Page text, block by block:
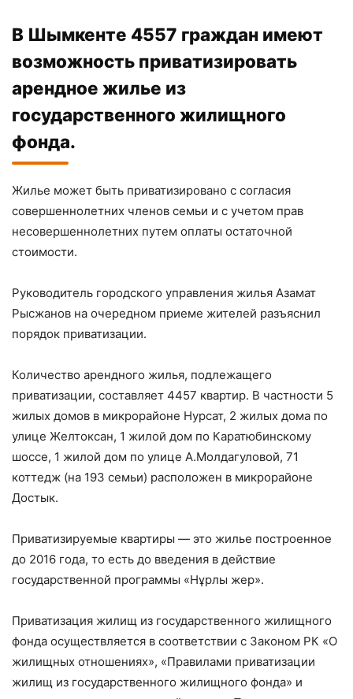
В Шымкенте 4557 граждан имеют
возможность приватизировать
арендное жилье из
государственного жилищного
фонда.
Жилье может быть приватизировано с согласия
совершеннолетних членов семьи и с учетом прав
несовершеннолетних путем оплаты остаточной
стоимости.
Руководитель городского управления жилья Азамат
Рысжанов на очередном приеме жителей разъяснил
порядок приватизации.
Количество арендного жилья, подлежащего
приватизации, составляет 4457 квартир. В частности 5
жилых домов в микрорайоне Нурсат, 2 жилых дома по
улице Желтоксан, 1 жилой дом по Каратюбинскому
шоссе, 1 жилой дом по улице А.Молдагуловой, 71
коттедж (на 193 семьи) расположен в микрорайоне
Достык.
Приватизируемые квартиры — это жилье построенное
до 2016 года, то есть до введения в действие
государственной программы «Нұрлы жер».
Приватизация жилищ из государственного жилищного
фонда осуществляется в соответствии с Законом РК «О
жилищных отношениях», «Правилами приватизации
жилищ из государственного жилищного фонда» и